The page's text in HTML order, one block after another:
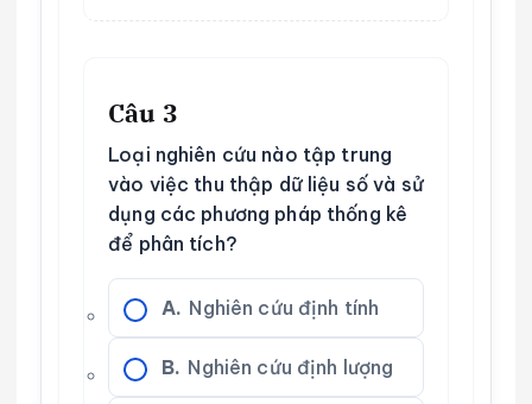
Câu 3
Loại nghiên cứu nào tập trung
vào việc thu thập dữ liệu số và sử
dụng các phương pháp thống kê
để phân tích?
A. Nghiên cứu định tính
B. Nghiên cứu định lượng